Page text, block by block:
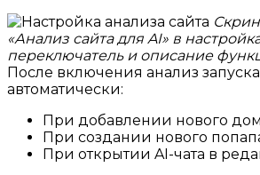
«Анализ сайта для AI» в
переключатель и описание
После включения анализ
автоматически:
При добавлении нового
При создании нового
При открытии AI-чата в